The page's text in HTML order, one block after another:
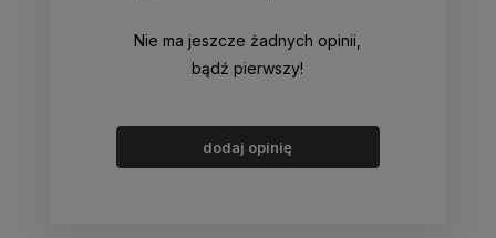
Nie ma jeszcze żadnych opinii,
bądź pierwszy!
dodaj opinię